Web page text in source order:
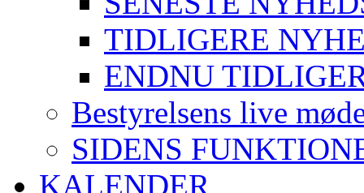
TIDLIGERE
ENDNU
Bestyrelsens live
SIDENS
KALENDER